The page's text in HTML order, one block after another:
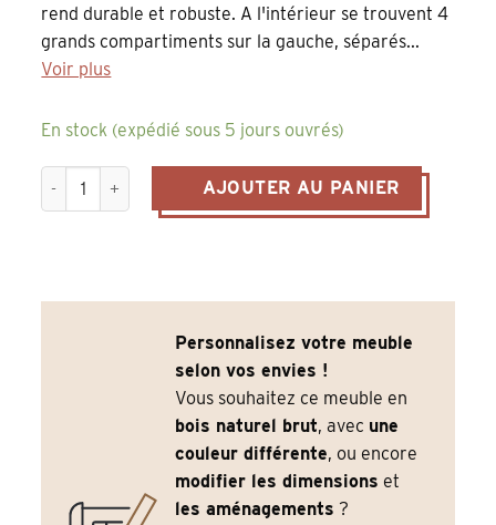
rend durable et robuste. A l'intérieur se trouvent 4
grands compartiments sur la gauche, séparés...
Voir plus
En stock (expédié sous 5 jours ouvrés)
quantité de armoire à une porte ou bonnetière en pin
AJOUTER AU PANIER
Personnalisez votre meuble
selon vos envies !
Vous souhaitez ce meuble en
bois naturel brut, avec une
couleur différente, ou encore
modifier les dimensions et
les aménagements ?